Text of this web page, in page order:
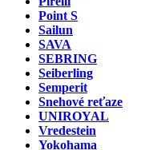
Point S
Sailun
SAVA
SEBRING
Seiberling
Semperit
Snehové reťaze
UNIROYAL
Vredestein
Yokohama